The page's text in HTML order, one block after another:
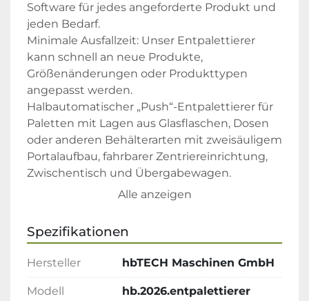
Software für jedes angeforderte Produkt und
jeden Bedarf.
Minimale Ausfallzeit: Unser Entpalettierer
kann schnell an neue Produkte,
Größenänderungen oder Produkttypen
angepasst werden.
Halbautomatischer „Push“-Entpalettierer für
Paletten mit Lagen aus Glasflaschen, Dosen
oder anderen Behälterarten mit zweisäuligem
Portalaufbau, fahrbarer Zentriereinrichtung,
Zwischentisch und Übergabewagen.
Auf Wunsch kann unsere Maschine
Produktionsrate führt.
Die Maschine beinhaltet;
Schichtbewegungseinheit
Sicherungskasten
Alle anzeigen
Spezifikationen
Hersteller hbTECH Maschinen GmbH
Modell hb.2026.entpalettierer